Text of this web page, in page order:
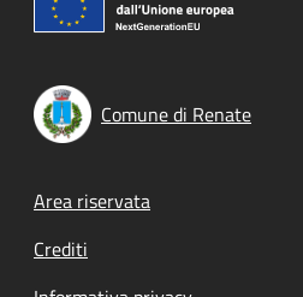
Comune di Renate
Footer menu
Area riservata
Crediti